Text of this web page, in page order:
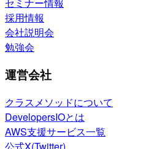
セミナー情報
採用情報
会社説明会
勉強会
運営会社
クラスメソッドについて
DevelopersIOとは
AWS支援サービス一覧
公式X(Twitter)